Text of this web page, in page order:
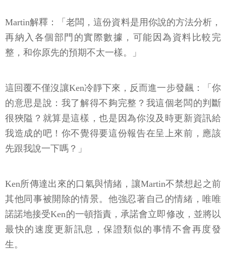
Martin解釋：「老闆，這份資料是用你說的方法分析，
再納入各個部門的實際數據，可能因為資料比較完
整，和你原先的預期不太一樣。」
這回覆不僅沒讓Ken冷靜下來，反而進一步發飆：「你
的意思是說：我了解得不夠完整？我這個老闆的判斷
很狹隘？就算是這樣，也是因為你沒及時更新資訊給
我造成的吧！你不覺得要這份報告在呈上來前，應該
先跟我說一下嗎？」
Ken所傳達出來的口氣與情緒，讓Martin不禁想起之前
其他同事被開除的情景。他強忍著自己的情緒，唯唯
諾諾地接受Ken的一頓指責，承諾會立即修改，並將以
最快的速度更新訊息，保證類似的事情不會再度發
生。